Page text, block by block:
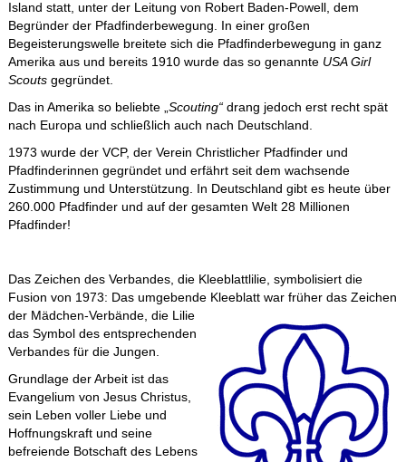
Island statt, unter der Leitung von Robert Baden-Powell, dem
Begründer der Pfadfinderbewegung. In einer großen
Begeisterungswelle breitete sich die Pfadfinderbewegung in ganz
Amerika aus und bereits 1910 wurde das so genannte USA Girl
Scoutsgegründet.
Das in Amerika so beliebte „Scouting“ drang jedoch erst recht spät
nach Europa und schließlich auch nach Deutschland.
1973 wurde der VCP, der Verein Christlicher Pfadfinder und
Pfadfinderinnen gegründet und erfährt seit dem wachsende
Zustimmung und Unterstützung. In Deutschland gibt es heute über
260.000 Pfadfinder und auf der gesamten Welt 28 Millionen
Pfadfinder!
Das Zeichen des Verbandes, die Kleeblattlilie, symbolisiert die
Fusion von 1973: Das umgebende Kleeblatt war früher das Zeichen
der Mädchen-Verbände, die Lilie
das Symbol des entsprechenden
Verbandes für die Jungen.
Grundlage der Arbeit ist das
Evangelium von Jesus Christus,
sein Leben voller Liebe und
Hoffnungskraft und seine
befreiende Botschaft des Lebens